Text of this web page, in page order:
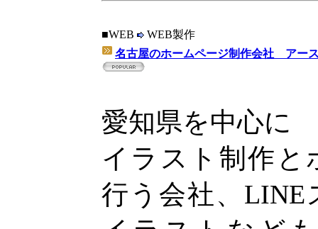
■WEB
WEB製作
名古屋のホームページ制作会社 アー
愛知県を中心に
イラスト制作と
行う会社、